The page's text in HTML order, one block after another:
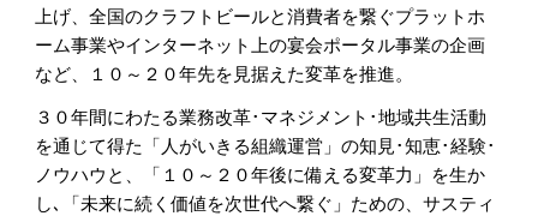
上げ、全国のクラフトビールと消費者を繋ぐプラットホ
ーム事業やインターネット上の宴会ポータル事業の企画
など、１０～２０年先を見据えた変革を推進。
３０年間にわたる業務改革･マネジメント･地域共生活動
を通じて得た「人がいきる組織運営」の知見･知恵･経験･
ノウハウと、「１０～２０年後に備える変革力」を生か
し､「未来に続く価値を次世代へ繋ぐ」ための、サスティ